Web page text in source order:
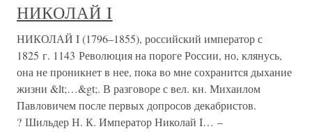
НИКОЛАЙ I
НИКОЛАЙ I (1796–1855), российский император с
1825 г. 1143 Революция на пороге России, но, клянусь,
она не проникнет в нее, пока во мне сохранится дыхание
жизни &lt;…&gt;. В разговоре с вел. кн. Михаилом
Павловичем после первых допросов декабристов.
? Шильдер Н. К. Император Николай I… –